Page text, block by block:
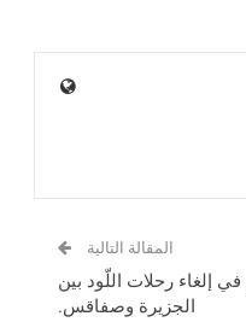
المقالة التالية
إلغاء رحلات اللّود بين
الجزيرة وصفاقس.